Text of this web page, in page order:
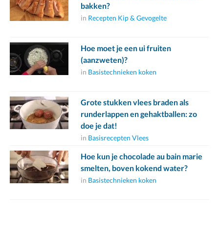
bakken?
in Recepten Kip & Gevogelte
Hoe moet je een ui fruiten
(aanzweten)?
in Basistechnieken koken
Grote stukken vlees braden als
runderlappen en gehaktballen: zo
doe je dat!
in Basisrecepten Vlees
Hoe kun je chocolade au bain marie
smelten, boven kokend water?
in Basistechnieken koken